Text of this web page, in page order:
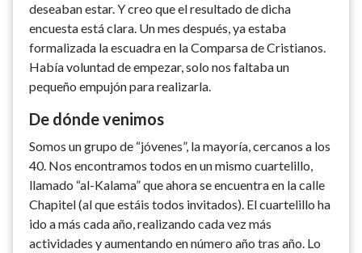
deseaban estar. Y creo que el resultado de dicha
encuesta está clara. Un mes después, ya estaba
formalizada la escuadra en la Comparsa de Cristianos.
Había voluntad de empezar, solo nos faltaba un
pequeño empujón para realizarla.
De dónde venimos
Somos un grupo de “jóvenes”, la mayoría, cercanos a los
40. Nos encontramos todos en un mismo cuartelillo,
llamado “al-Kalama” que ahora se encuentra en la calle
Chapitel (al que estáis todos invitados). El cuartelillo ha
ido a más cada año, realizando cada vez más
actividades y aumentando en número año tras año. Lo